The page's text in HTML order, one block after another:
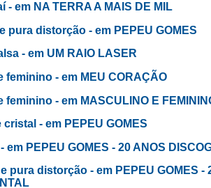
- em NA TERRA A MAIS DE MIL
pura distorção - em PEPEU GOMES
- em UM RAIO LASER
feminino - em MEU CORAÇÃO
feminino - em MASCULINO E
cristal - em PEPEU GOMES
em PEPEU GOMES - 20 ANOS
pura distorção - em PEPEU GOMES -